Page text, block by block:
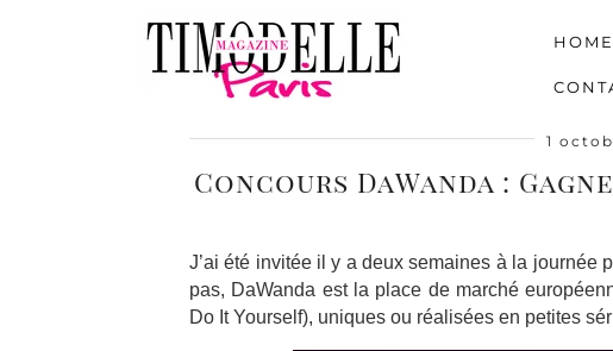
HOME
1
Concours DaWanda :
J’ai été invitée il y a deux semaines à la journée
pas, DaWanda est la place de marché
Do It Yourself), uniques ou réalisées en petites